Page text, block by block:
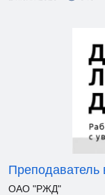
ОАО "РЖД"